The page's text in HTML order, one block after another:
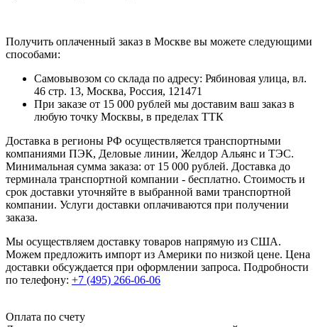
Получить оплаченный заказ в Москве вы можете следующими
способами:
Самовывозом со склада по адресу: Рябиновая улица, вл.
46 стр. 13, Москва, Россия, 121471
При заказе от 15 000 рублей мы доставим ваш заказ в
любую точку Москвы, в пределах ТТК
Доставка в регионы РФ осуществляется транспортными
компаниями ПЭК, Деловые линии, Желдор Альянс и ТЭС.
Минимальная сумма заказа: от 15 000 рублей. Доставка до
терминала транспортной компании - бесплатно. Стоимость и
срок доставки уточняйте в выбранной вами транспортной
компании. Услуги доставки оплачиваются при получении
заказа.
Мы осуществляем доставку товаров напрямую из США.
Можем предложить импорт из Америки по низкой цене. Цена
доставки обсуждается при оформлении запроса. Подробности
по телефону: +7 (495) 266-06-06
Оплата по счету